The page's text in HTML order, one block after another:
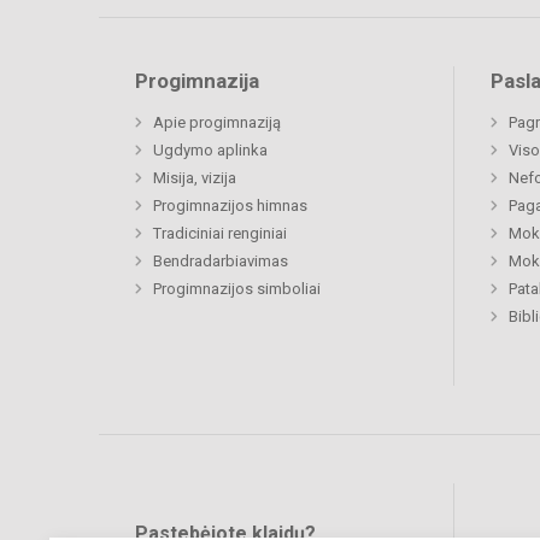
Progimnazija
Apie progimnaziją
Ugdymo aplinka
Misija, vizija
Progimnazijos himnas
Tradiciniai renginiai
Bendradarbiavimas
Progimnazijos simboliai
Pastebėjote klaidų?